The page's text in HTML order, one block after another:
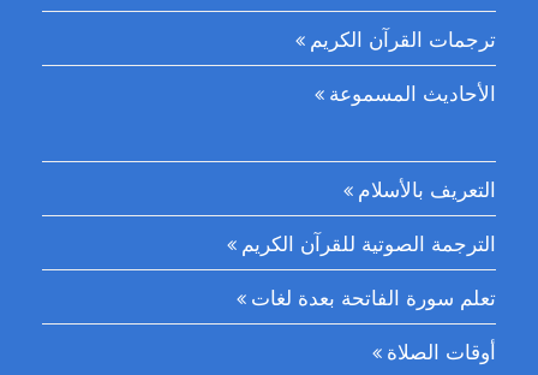
ترجمات القرآن الكريم
الأحاديث المسموعة
التعريف بالأسلام
الترجمة الصوتية للقرآن الكريم
تعلم سورة الفاتحة بعدة لغات
أوقات الصلاة